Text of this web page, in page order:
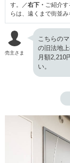
す。／右下・ ご紹介
らは、遠くまで街並み
売主さま
こちらの
の旧法地
月額2,210
い。